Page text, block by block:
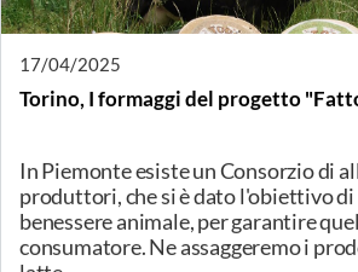
Nell’ambito della manifestazione
Circuito Off, racconto e
del Roccaverano DOP. In
Reggio Emilia.